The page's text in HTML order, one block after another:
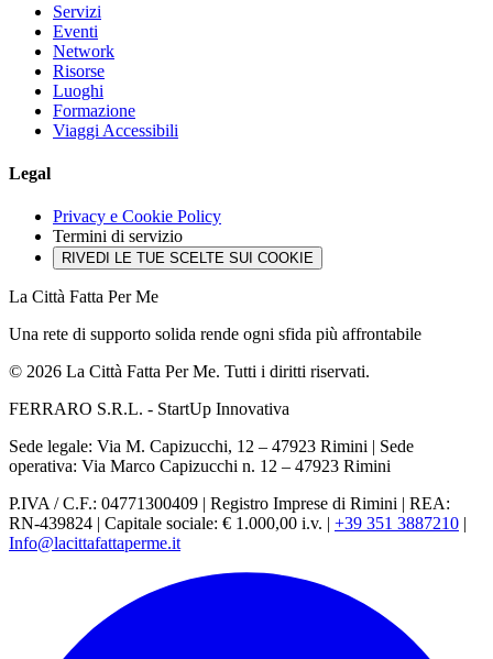
Servizi
Eventi
Network
Risorse
Luoghi
Formazione
Viaggi Accessibili
Legal
Privacy e Cookie Policy
Termini di servizio
RIVEDI LE TUE SCELTE SUI COOKIE
La Città Fatta Per Me
Una rete di supporto solida rende ogni sfida più affrontabile
© 2026 La Città Fatta Per Me. Tutti i diritti riservati.
FERRARO S.R.L. - StartUp Innovativa
Sede legale: Via M. Capizucchi, 12 – 47923 Rimini | Sede
operativa: Via Marco Capizucchi n. 12 – 47923 Rimini
P.IVA / C.F.: 04771300409 | Registro Imprese di Rimini | REA:
RN-439824 | Capitale sociale: € 1.000,00 i.v. | +39 351 3887210 |
Info@lacittafattaperme.it